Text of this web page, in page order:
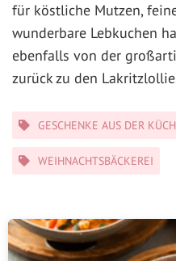
für köstliche Mutzen,
wunderbare Lebkuchen
ebenfalls von der
zurück zu den
Kategorien
GESCHENKE AUS DER
WEIHNACHTSBÄCKEREI